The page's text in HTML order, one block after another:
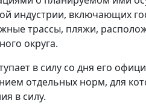
индустрии, включающих
трассы, пляжи,
округа.
в силу со дня его
отдельных норм, для
в силу.